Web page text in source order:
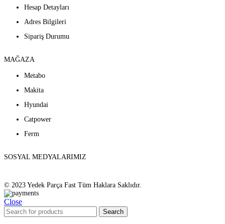
Hesap Detayları
Adres Bilgileri
Sipariş Durumu
MAĞAZA
Metabo
Makita
Hyundai
Catpower
Ferm
SOSYAL MEDYALARIMIZ
© 2023 Yedek Parça Fast Tüm Haklara Saklıdır.
Close
Search